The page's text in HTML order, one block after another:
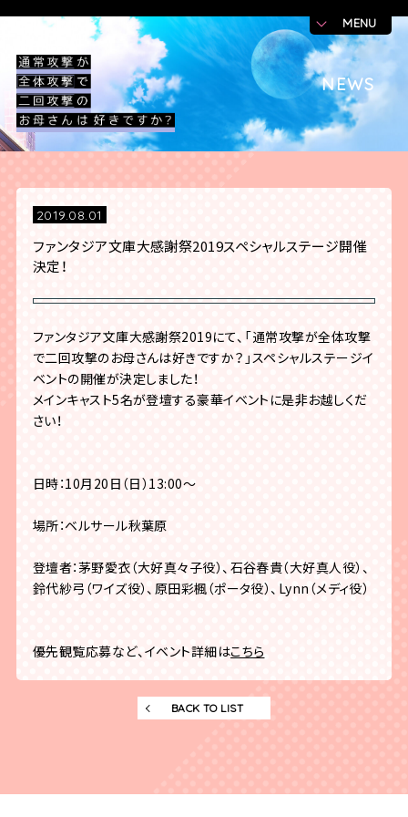
MENU
NEWS
2019.08.01
ファンタジア文庫大感謝祭2019スペシャルステージ開催
決定！
ファンタジア文庫大感謝祭2019にて、「通常攻撃が全体攻撃
で二回攻撃のお母さんは好きですか？」スペシャルステージイ
ベントの開催が決定しました！
メインキャスト5名が登壇する豪華イベントに是非お越しくだ
さい！
日時：10月20日（日）13:00～
場所：ベルサール秋葉原
登壇者：茅野愛衣（大好真々子役）、石谷春貴（大好真人役）、
鈴代紗弓（ワイズ役）、原田彩楓（ポータ役）、Lynn（メディ役）
優先観覧応募など、イベント詳細はこちら
BACK TO LIST